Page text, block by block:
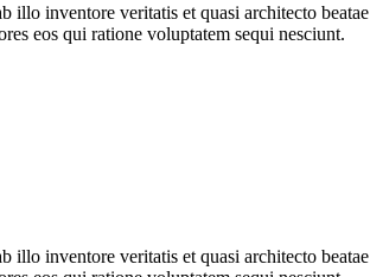
illo inventore veritatis et quasi architecto beatae
eos qui ratione voluptatem sequi nesciunt.
illo inventore veritatis et quasi architecto beatae